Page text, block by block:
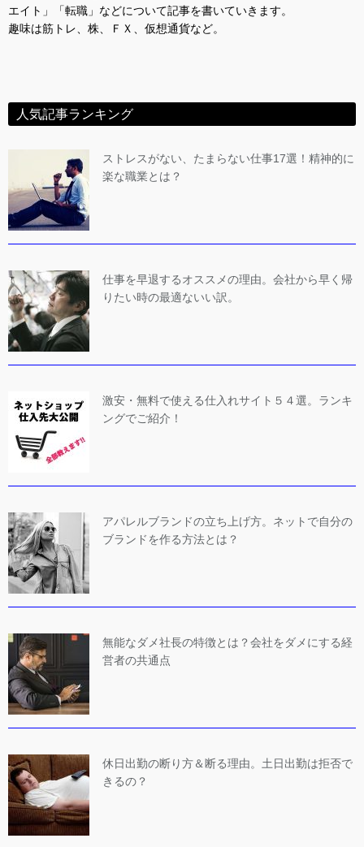
エイト」「転職」などについて記事を書いていきます。
趣味は筋トレ、株、ＦＸ、仮想通貨など。
人気記事ランキング
ストレスがない、たまらない仕事17選！精神的に
楽な職業とは？
仕事を早退するオススメの理由。会社から早く帰
りたい時の最適ないい訳。
激安・無料で使える仕入れサイト５４選。ランキ
ングでご紹介！
アパレルブランドの立ち上げ方。ネットで自分の
ブランドを作る方法とは？
無能なダメ社長の特徴とは？会社をダメにする経
営者の共通点
休日出勤の断り方＆断る理由。土日出勤は拒否で
きるの？